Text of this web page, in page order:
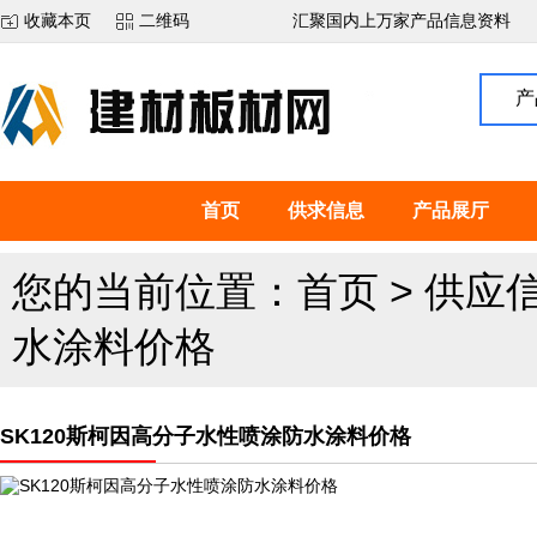
收藏本页 二维码 汇聚国内上万家产品信息资料
首页 供求信息 产品展厅
您的当前位置： 首页 > 供应
水涂料价格
SK120斯柯因高分子水性喷涂防水涂料价格